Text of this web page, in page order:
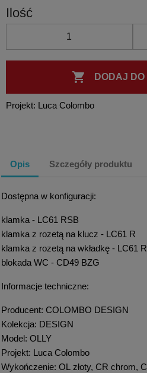
Ilość
 DODAJ
Projekt: Luca Colombo
Opis Szczegóły produktu
Dostępna w konfiguracji:
klamka - LC61 RSB
klamka z rozetą na klucz - LC61 R
klamka z rozetą na wkładkę - LC61
blokada WC - CD49 BZG
Informacje techniczne:
Producent: COLOMBO DESIGN
Kolekcja: DESIGN
Model: OLLY
Projekt: Luca Colombo
Wykończenie: OL złoty, CR chrom,